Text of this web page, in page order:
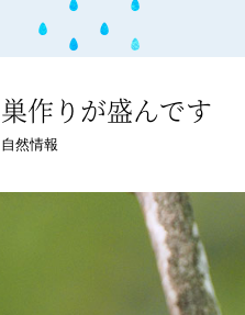
巣作りが盛んです
自然情報